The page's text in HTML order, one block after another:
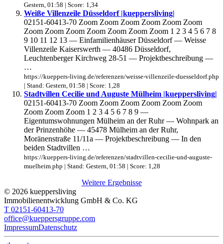
Gestern, 01:58 | Score: 1,34
Weiße Villenzeile Düsseldorf |kueppersliving|
02151-60413-70 Zoom Zoom Zoom Zoom Zoom Zoom
Zoom Zoom Zoom Zoom Zoom Zoom Zoom 1 2 3 4 5 6 7 8
9 10 11 12 13 — Einfamilienhäuser Düsseldorf — Weisse
Villenzeile Kaiserswerth — 40486 Düsseldorf,
Leuchtenberger Kirchweg 28-51 — Projektbeschreibung —
…
https://kueppers-living.de/referenzen/weisse-villenzeile-duesseldorf.php
| Stand: Gestern, 01:58 | Score: 1,28
Stadtvillen Cecilie und Auguste Mülheim |kueppersliving|
02151-60413-70 Zoom Zoom Zoom Zoom Zoom Zoom
Zoom Zoom Zoom 1 2 3 4 5 6 7 8 9 —
Eigentumswohnungen Mülheim an der Ruhr — Wohnpark an
der Prinzenhöhe — 45478 Mülheim an der Ruhr,
Moränenstraße 11/11a — Projektbeschreibung — In den
beiden Stadtvillen …
https://kueppers-living.de/referenzen/stadtvillen-cecilie-und-auguste-
muelheim.php | Stand: Gestern, 01:58 | Score: 1,28
Weitere Ergebnisse
© 2026 kueppersliving
Immobilienentwicklung GmbH & Co. KG
T 02151-60413-70
office@kueppersgruppe.com
ImpressumDatenschutz